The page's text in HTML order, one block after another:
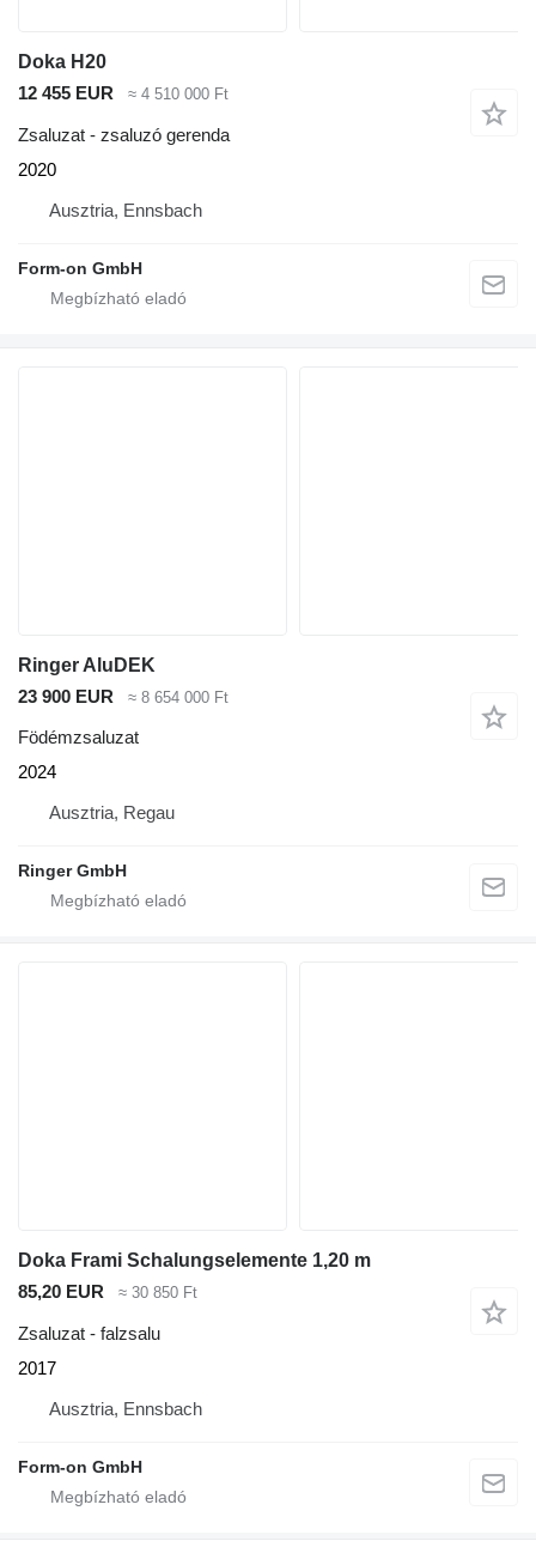
Doka H20
12 455 EUR
≈ 4 510 000 Ft
Zsaluzat - zsaluzó gerenda
2020
Ausztria, Ennsbach
Form-on GmbH
Ringer AluDEK
23 900 EUR
≈ 8 654 000 Ft
Födémzsaluzat
2024
Ausztria, Regau
Ringer GmbH
Doka Frami Schalungselemente 1,20 m
85,20 EUR
≈ 30 850 Ft
Zsaluzat - falzsalu
2017
Ausztria, Ennsbach
Form-on GmbH